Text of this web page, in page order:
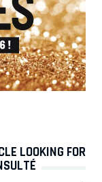
LOOKING FOR